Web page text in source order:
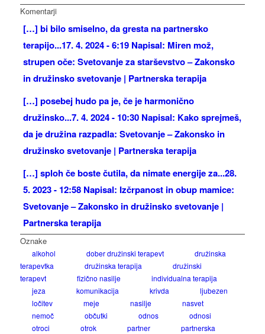
Komentarji
[…] bi bilo smiselno, da gresta na partnersko
terapijo...17. 4. 2024 - 6:19 Napisal: Miren mož,
strupen oče: Svetovanje za starševstvo – Zakonsko
in družinsko svetovanje | Partnerska terapija
[…] posebej hudo pa je, če je harmonično
družinsko...7. 4. 2024 - 10:30 Napisal: Kako sprejmeš,
da je družina razpadla: Svetovanje – Zakonsko in
družinsko svetovanje | Partnerska terapija
[…] sploh če boste čutila, da nimate energije za...28.
5. 2023 - 12:58 Napisal: Izčrpanost in obup mamice:
Svetovanje – Zakonsko in družinsko svetovanje |
Partnerska terapija
Oznake
alkohol dober družinski terapevt
družinska
terapevtka
družinska terapija
družinski
terapevt
fizično nasilje
individualna terapija
jeza
komunikacija krivda
ljubezen
ločitev
meje nasilje
nasvet
nemoč
občutki odnos
odnosi
otroci
otrok partner
partnerska